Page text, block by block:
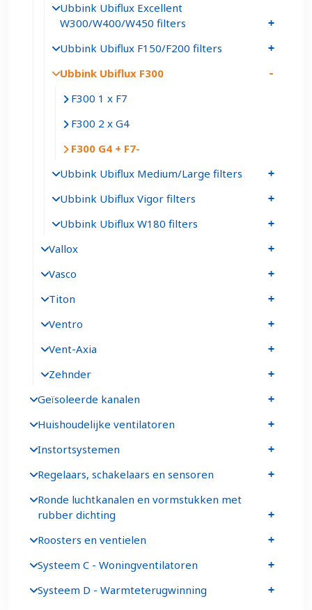
Ubbink Ubiflux Excellent
W300/W400/W450 filters
Ubbink Ubiflux F150/F200 filters
Ubbink Ubiflux F300
F300 1 x F7
F300 2 x G4
F300 G4 + F7
Ubbink Ubiflux Medium/Large filters
Ubbink Ubiflux Vigor filters
Ubbink Ubiflux W180 filters
Vallox
Vasco
Titon
Ventro
Vent-Axia
Zehnder
Geïsoleerde kanalen
Huishoudelijke ventilatoren
Instortsystemen
Regelaars, schakelaars en sensoren
Ronde luchtkanalen en vormstukken met
rubber dichting
Roosters en ventielen
Systeem C - Woningventilatoren
Systeem D - Warmteterugwinning